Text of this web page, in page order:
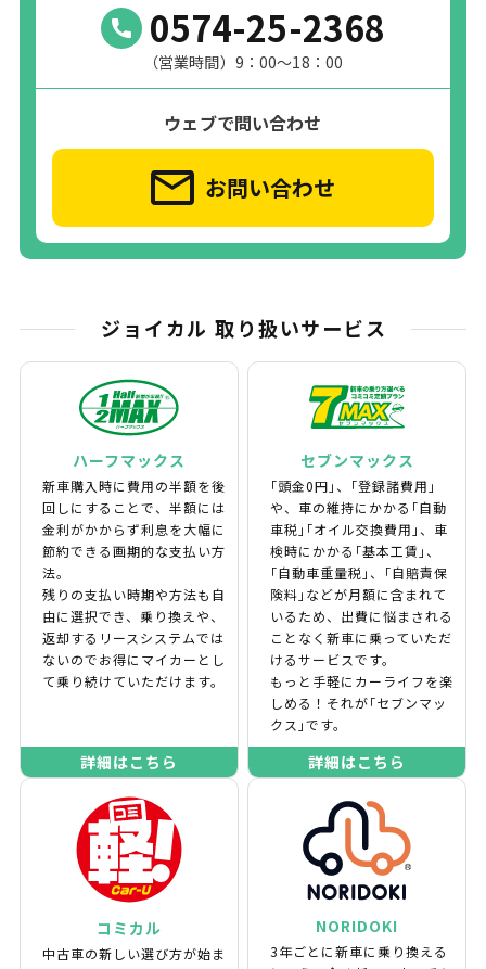
0574-25-2368
（営業時間）9：00～18：00
ウェブで問い合わせ
お問い合わせ
ジョイカル 取り扱いサービス
ハーフマックス
新車購入時に費用の半額を後
回しにすることで、半額には
金利がかからず利息を大幅に
節約できる画期的な支払い方
法。
残りの支払い時期や方法も自
由に選択でき、乗り換えや、
返却するリースシステムでは
ないのでお得にマイカーとし
て乗り続けていただけます。
詳細はこちら
セブンマックス
｢頭金0円｣、｢登録諸費用｣
や、車の維持にかかる｢自動
車税｣｢オイル交換費用｣、車
検時にかかる｢基本工賃｣、
｢自動車重量税｣、｢自賠責保
険料｣などが月額に含まれて
いるため、出費に悩まされる
ことなく新車に乗っていただ
けるサービスです。
もっと手軽にカーライフを楽
しめる！それが｢セブンマッ
クス｣です。
詳細はこちら
コミカル
中古車の新しい選び方が始ま
NORIDOKI
3年ごとに新車に乗り換える